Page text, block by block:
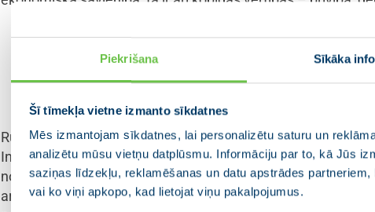
Piekrišana Sīkāka
Šī tīmekļa vietne izmanto sīkdatnes
Mēs izmantojam sīkdatnes, lai personalizētu saturu un
analizētu mūsu vietņu datplūsmu. Informāciju par to, kā Jūs
saziņas līdzekļu, reklamēšanas un datu apstrādes
vai ko viņi apkopo, kad lietojat viņu pakalpojumus.
“Mūsu valstij ir īpaša interese un loma stiprināt
partnerības valstīm. Mēs esam ieinteresēti
Krievijai kā varas centram pastāv alternatīva –
Runājot par ārpolitikas lomu Latvijas ekonomikas attīstības
Investīciju un attīstības aģentūras pārstāvniecību lomu
no mūs Rietumu sabiedrotajiem. Ministru prezidents arī
ar augstas pievienotās vērtības produktiem un